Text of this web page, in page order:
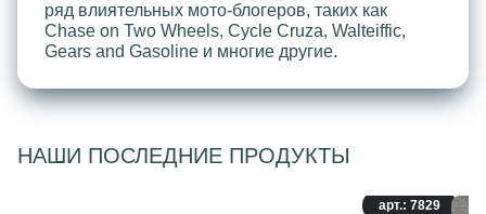
ряд влиятельных мото-блогеров, таких как
Chase on Two Wheels, Cycle Cruza, Walteiffic,
Gears and Gasoline и многие другие.
НАШИ ПОСЛЕДНИЕ ПРОДУКТЫ
арт.: 7829